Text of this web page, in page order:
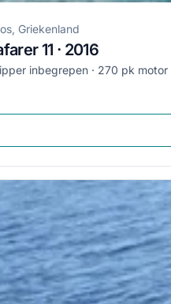
Griekenland
11 · 2016
inbegrepen
270 pk motor